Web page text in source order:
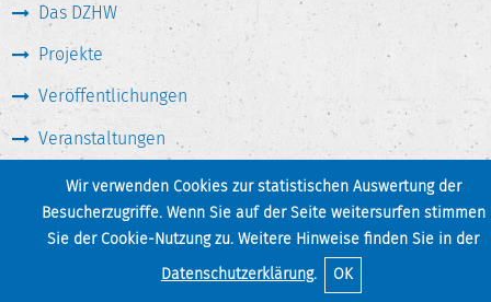
Wir verwenden Cookies zur statistischen Auswertung der
Besucherzugriffe. Wenn Sie auf der Seite weitersurfen stimmen
Sie der Cookie-Nutzung zu. Weitere Hinweise finden Sie in der
Datenschutzerklärung. OK
Das DZHW
Projekte
Veröffentlichungen
Veranstaltungen
Medien & Service
Zum Seitenanfang